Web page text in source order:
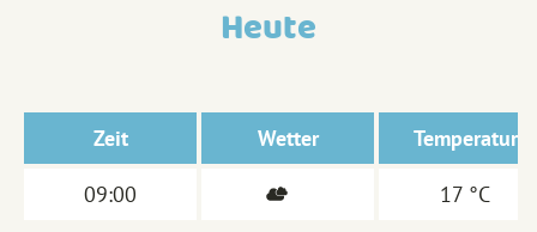
Heute
Zeit Wetter Temperatur
09:00 17 °C